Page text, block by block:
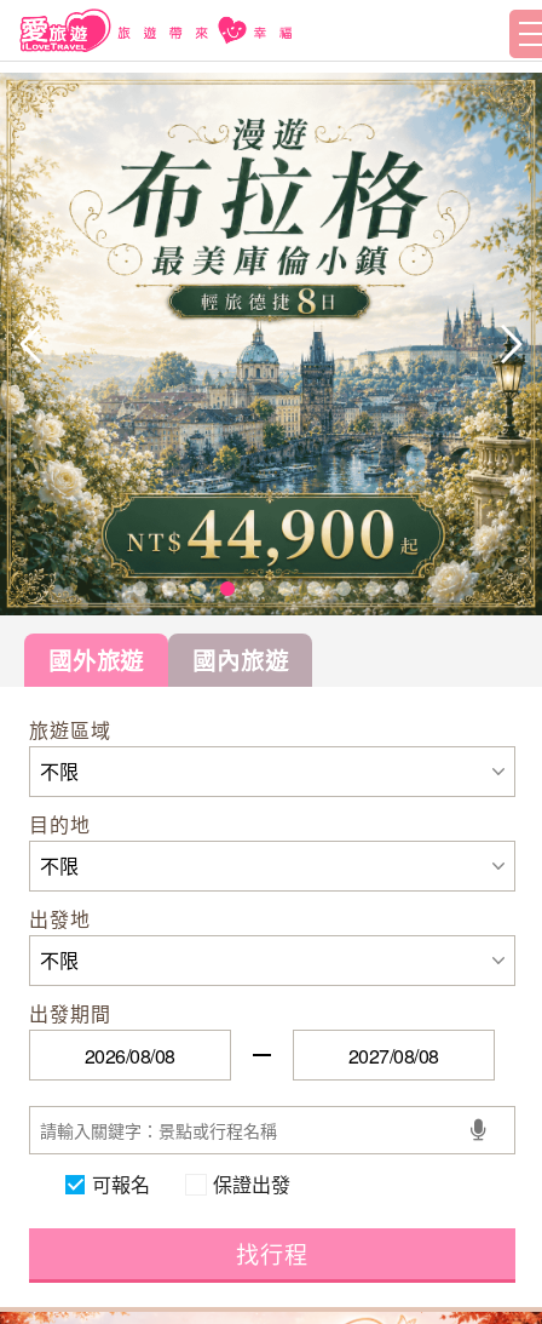
國外旅遊 國內旅遊
旅遊區域
目的地
出發地
出發期間
可報名 保證出發
找行程